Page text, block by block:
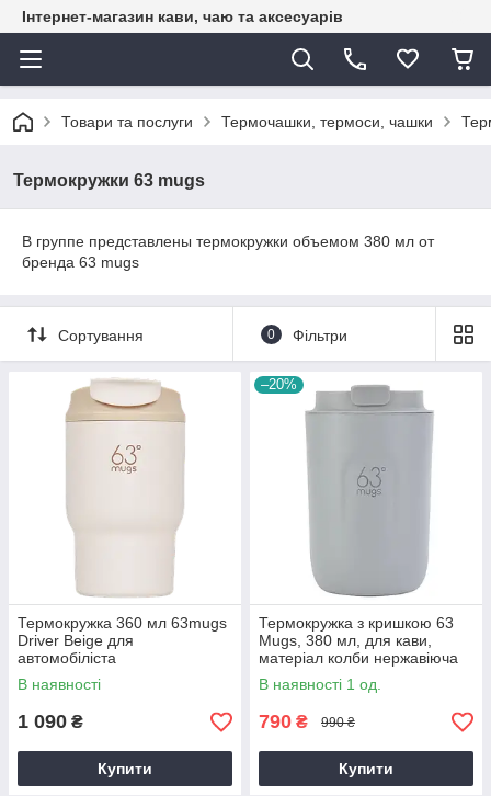
Інтернет-магазин кави, чаю та аксесуарів
Товари та послуги Термочашки, термоси, чашки
Термокружки 63 mugs
В группе представлены термокружки объемом 380 мл от
бренда 63 mugs
Сортування 0 Фільтри
Термокружка 360 мл 63mugs
Driver Beige для
автомобіліста
В наявності
1 090 ₴
Купити
–20%
Термокружка з кришкою 63
Mugs, 380 мл, для кави,
матеріал колби нержавіюча
сталь, Сіра, Термокружка в
машину
В наявності 1 од.
790 ₴ 990 ₴
Купити